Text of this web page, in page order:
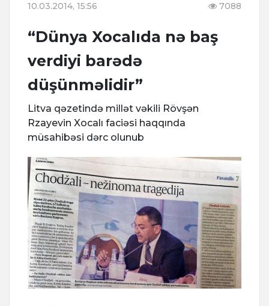
10.03.2014, 15:56 7088
“Dünya Xocalıda nə baş
verdiyi barədə
düşünməlidir”
Litva qəzetində millət vəkili Rövşən
Rzayevin Xocalı faciəsi haqqında
müsahibəsi dərc olunub